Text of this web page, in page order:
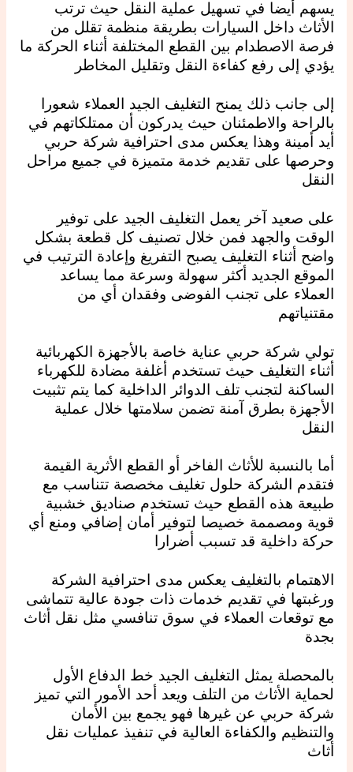
يسهم أيضا في تسهيل عملية النقل حيث ترتب
الأثاث داخل السيارات بطريقة منظمة تقلل من
فرصة الاصطدام بين القطع المختلفة أثناء الحركة ما
يؤدي إلى رفع كفاءة النقل وتقليل المخاطر
إلى جانب ذلك يمنح التغليف الجيد العملاء شعورا
بالراحة والاطمئنان حيث يدركون أن ممتلكاتهم في
أيد أمينة وهذا يعكس مدى احترافية شركة حربي
وحرصها على تقديم خدمة متميزة في جميع مراحل
النقل
على صعيد آخر يعمل التغليف الجيد على توفير
الوقت والجهد فمن خلال تصنيف كل قطعة بشكل
واضح أثناء التغليف يصبح التفريغ وإعادة الترتيب في
الموقع الجديد أكثر سهولة وسرعة مما يساعد
العملاء على تجنب الفوضى وفقدان أي من
مقتنياتهم
تولي شركة حربي عناية خاصة بالأجهزة الكهربائية
أثناء التغليف حيث تستخدم أغلفة مضادة للكهرباء
الساكنة لتجنب تلف الدوائر الداخلية كما يتم تثبيت
الأجهزة بطرق آمنة تضمن سلامتها خلال عملية
النقل
أما بالنسبة للأثاث الفاخر أو القطع الأثرية القيمة
فتقدم الشركة حلول تغليف مخصصة تتناسب مع
طبيعة هذه القطع حيث تستخدم صناديق خشبية
قوية ومصممة خصيصا لتوفير أمان إضافي ومنع أي
حركة داخلية قد تسبب أضرارا
الاهتمام بالتغليف يعكس مدى احترافية الشركة
ورغبتها في تقديم خدمات ذات جودة عالية تتماشى
مع توقعات العملاء في سوق تنافسي مثل نقل أثاث
بجدة
بالمحصلة يمثل التغليف الجيد خط الدفاع الأول
لحماية الأثاث من التلف ويعد أحد الأمور التي تميز
شركة حربي عن غيرها فهو يجمع بين الأمان
والتنظيم والكفاءة العالية في تنفيذ عمليات نقل
أثاث